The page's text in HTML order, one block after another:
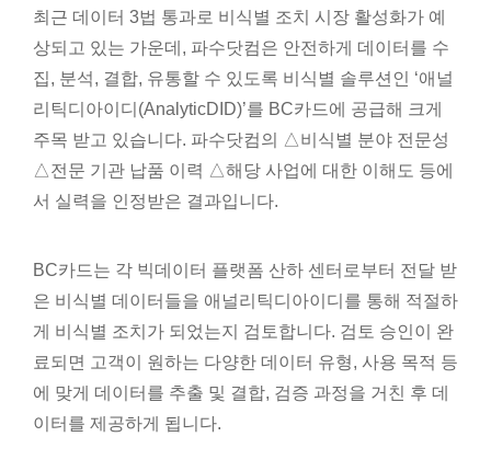
최근 데이터 3법 통과로 비식별 조치 시장 활성화가 예
상되고 있는 가운데, 파수닷컴은 안전하게 데이터를 수
집, 분석, 결합, 유통할 수 있도록 비식별 솔루션인 ‘애널
리틱디아이디(AnalyticDID)’를 BC카드에 공급해 크게
주목 받고 있습니다. 파수닷컴의 △비식별 분야 전문성
△전문 기관 납품 이력 △해당 사업에 대한 이해도 등에
서 실력을 인정받은 결과입니다.
BC카드는 각 빅데이터 플랫폼 산하 센터로부터 전달 받
은 비식별 데이터들을 애널리틱디아이디를 통해 적절하
게 비식별 조치가 되었는지 검토합니다. 검토 승인이 완
료되면 고객이 원하는 다양한 데이터 유형, 사용 목적 등
에 맞게 데이터를 추출 및 결합, 검증 과정을 거친 후 데
이터를 제공하게 됩니다.